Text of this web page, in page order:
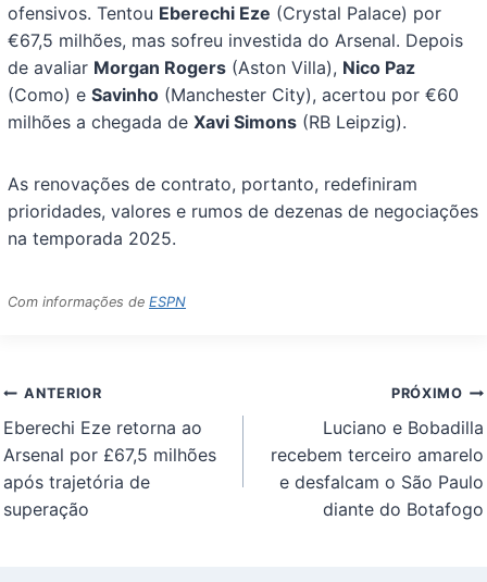
ofensivos. Tentou Eberechi Eze (Crystal Palace) por
€67,5 milhões, mas sofreu investida do Arsenal. Depois
de avaliar Morgan Rogers (Aston Villa), Nico Paz
(Como) eSavinho (Manchester City), acertou por €60
milhões a chegada deXavi Simons (RB Leipzig).
As renovações de contrato, portanto, redefiniram
prioridades, valores e rumos de dezenas de negociações
na temporada 2025.
Com informações deESPN
Navegação
de
Post
ANTERIOR
Eberechi Eze retorna ao
Arsenal por £67,5 milhões
após trajetória de
superação
PRÓXIMO
Luciano e Bobadilla
recebem terceiro amarelo
e desfalcam o São Paulo
diante do Botafogo